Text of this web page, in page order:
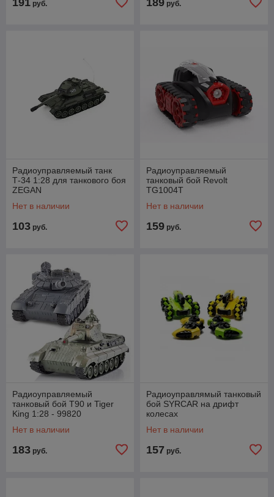
руб. руб.
Радиоуправляемый танк
Т-34 1:28 для танкового боя
ZEGAN
Нет в наличии
103 руб.
Радиоуправляемый
танковый бой Revolt
TG1004T
Нет в наличии
159 руб.
Радиоуправляемый
танковый бой T90 и Tiger
King 1:28 - 99820
Нет в наличии
183 руб.
Радиоуправлямый танковый
бой SYRCAR на дрифт
колесах
Нет в наличии
157 руб.